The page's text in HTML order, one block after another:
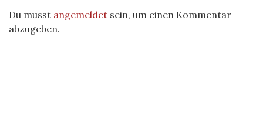
Du musst angemeldet sein, um einen Kommentar
abzugeben.